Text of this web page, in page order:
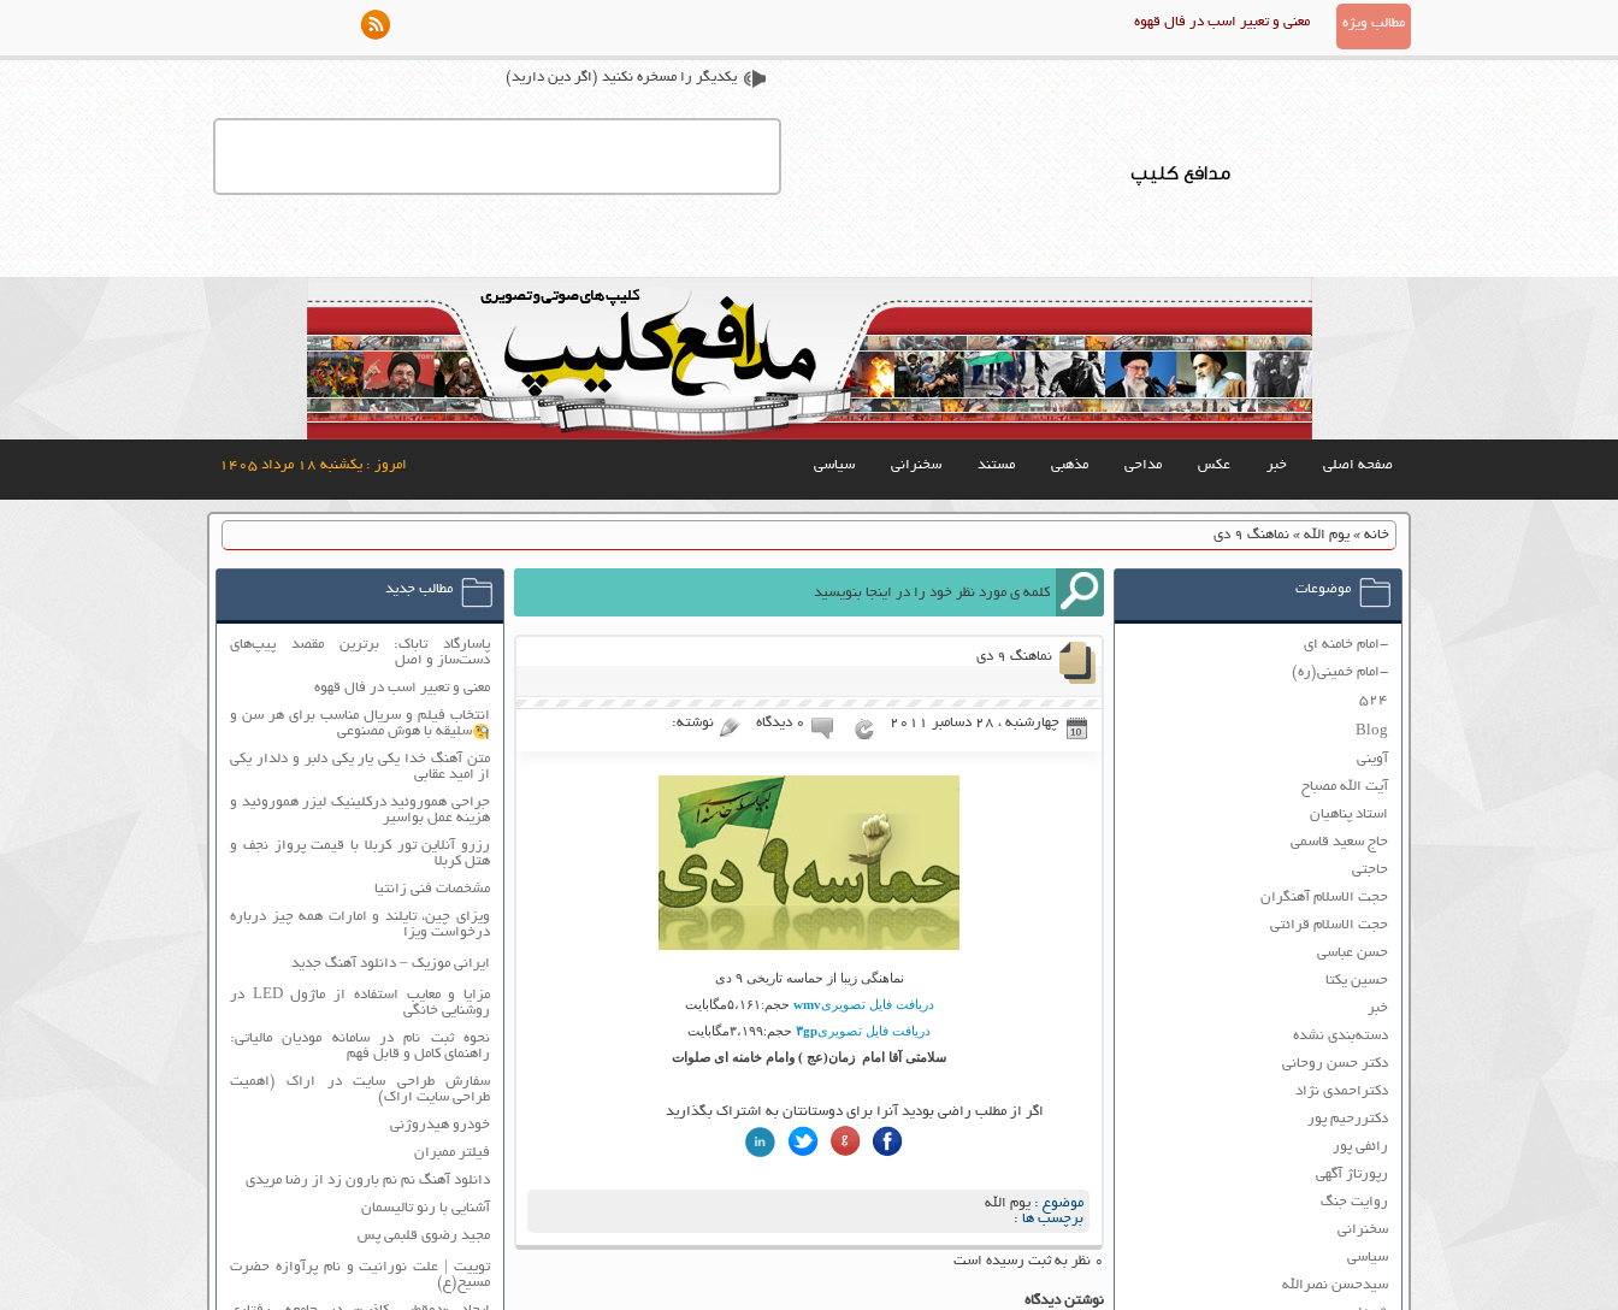
مطالب ویژه معنی و تعبیر اسب در فال قهوه
مدافع کلیپ
یكدیگر را مسخره نكنید (اگر دین دارید)
صفحه اصلی خبر عکس مداحی مذهبی مستند سخنرانی سیاسی امروز : یکشنبه ۱۸ مرداد ۱۴۰۵
خانه» یوم الله» نماهنگ ۹ دی
نماهنگ ۹ دی
چهارشنبه ، 28 دسامبر 2011 ۰ دیدگاه نوشته:
نماهنگی زیبا از حماسه تاریخی ۹ دی
دریافت فایل تصویریwmv حجم:۵،۱۶۱مگابایت
دریافت فایل تصویری۳gp حجم:۳،۱۹۹مگابایت
سلامتی آقا امام زمان(عج ) وامام خامنه ای صلوات
اگر از مطلب راضی بودید آنرا برای دوستانتان به اشتراک بگذارید
موضوع : یوم الله
برچسب ها :
۰ نظر به ثبت رسیده است
نوشتن دیدگاه
موضوعات
-امام خامنه ای
-امام خمینی(ره)
۵۲۴
Blog
آوینی
آیت الله مصباح
استاد پناهیان
حاج سعید قاسمی
حاجتی
حجت الاسلام آهنگران
حجت الاسلام قرائتی
حسن عباسی
حسین یکتا
خبر
دسته‌بندی نشده
دکتر حسن روحانی
دکتراحمدی نژاد
دکتررحیم پور
رائفی پور
رپورتاژ آگهی
روایت جنگ
سخنرانی
سیاسی
سیدحسن نصرالله
مطالب جدید
پاسارگاد تاباک: برترین مقصد پیپ‌های
دست‌ساز و اصل
معنی و تعبیر اسب در فال قهوه
انتخاب فیلم و سریال مناسب برای هر سن و
سلیقه با هوش مصنوعی
متن آهنگ خدا یکی یار یکی دلبر و دلدار یکی
از امید عقابی
جراحی هموروئید درکلینیک لیزر هموروئید و
هزینه عمل بواسیر
رزرو آنلاین تور کربلا با قیمت پرواز نجف و
هتل کربلا
مشخصات فنی زانتیا
ویزای چین، تایلند و امارات همه چیز درباره
درخواست ویزا
ایرانی موزیک – دانلود آهنگ جدید
مزایا و معایب استفاده از ماژول LED در
روشنایی خانگی
نحوه ثبت نام در سامانه مودیان مالیاتی:
راهنمای کامل و قابل فهم
سفارش طراحی سایت در اراک (اهمیت
طراحی سایت اراک)
خودرو هیدروژنی
فیلتر ممبران
دانلود آهنگ نم نم بارون زد از رضا مریدی
آشنایی با رنو تالیسمان
مجید رضوی قلبمی پس
توییت | علت نورانیت و نام پرآوازه حضرت
مسیح(ع)